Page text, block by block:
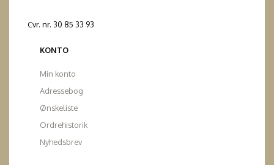
Cvr. nr. 30 85 33 93
KONTO
Min konto
Adressebog
Ønskeliste
Ordrehistorik
Nyhedsbrev